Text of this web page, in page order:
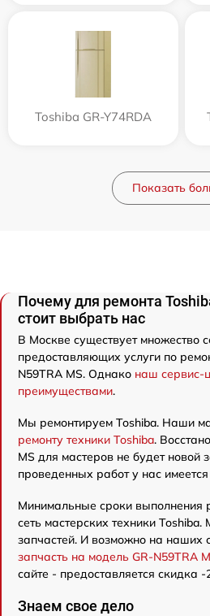
Toshiba GR-Y74RDA
Показать
Почему для ремонта
стоит выбрать нас
В Москве существует множество
предоставляющих услуги по
N59TRA MS. Однако наш сервис-
преимуществами.
Мы ремонтируем Toshiba. Наши
ремонту техники Toshiba.
MS для мастеров не будет новой
проведенных работ у нас
Минимальные сроки выполнения
сеть мастерских техники
запчастей. И возможно на наших
запчасть на модель GR-N59TRA
сайте - предоставляется скидка -
Знаем свое дело